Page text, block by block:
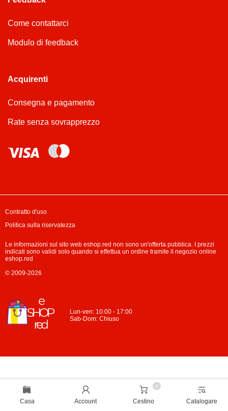
Casa Account
0
Cestino Catalogare
Come contattarci
Modulo di feedback
Acquirenti
Consegna e pagamento
Rate senza sovrapprezzo
Lun-ven: 10:00 - 17:00
Sab-Dom: Chiuso
Contratto d'uso
Politica sulla riservatezza
Le informazioni sul sito web eshop.red non sono un'offerta pubblica. I prezzi
indicati sono validi solo quando si effettua un ordine tramite il negozio online
eshop.red
© 2009-2026